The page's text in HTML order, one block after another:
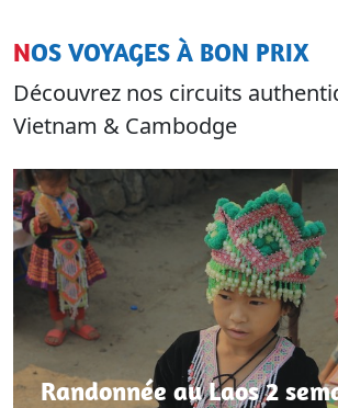
NOS VOYAGES À BON PRIX
Découvrez nos circuits
Vietnam & Cambodge
Randonnée au Laos 2